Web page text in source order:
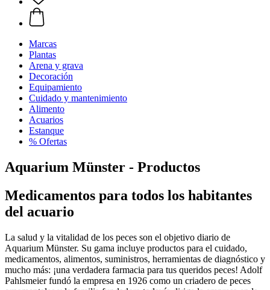
Marcas
Plantas
Arena y grava
Decoración
Equipamiento
Cuidado y mantenimiento
Alimento
Acuarios
Estanque
% Ofertas
Aquarium Münster - Productos
Medicamentos para todos los habitantes
del acuario
La salud y la vitalidad de los peces son el objetivo diario de
Aquarium Münster. Su gama incluye productos para el cuidado,
medicamentos, alimentos, suministros, herramientas de diagnóstico y
mucho más: ¡una verdadera farmacia para tus queridos peces! Adolf
Pahlsmeier fundó la empresa en 1926 como un criadero de peces